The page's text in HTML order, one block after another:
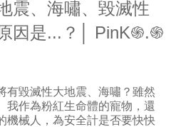
震、海嘯、毀滅性
因是...？│ PinK֍.֍
有毀滅性大地震、海嘯？雖然
我作為粉紅生命體的寵物，還
機械人，為安全計是否要快快